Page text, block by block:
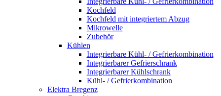
Kochfeld
Kochfeld mit integriertem Abzug
Mikrowelle
Zubehör
Kühlen
Integrierbare Kühl- / Gefrierkombination
Integrierbarer Gefrierschrank
Integrierbarer Kühlschrank
Kühl- / Gefrierkombination
Elektra Bregenz